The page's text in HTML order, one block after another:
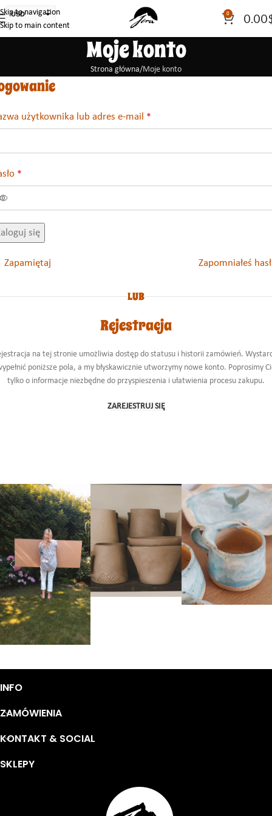
Skip to navigation
Skip to main content
USD
AUD
0 0.00
Moje konto
Strona główna Moje konto
użytkownika lub adres e-mail *
*
się
Zapomniałeś
Zapamiętaj
LUB
Rejestracja
na tej stronie umożliwia dostęp do statusu i historii zamówień.
poniższe pola, a my błyskawicznie utworzymy nowe konto. Poprosimy
tylko o informacje niezbędne do przyspieszenia i ułatwienia procesu zakupu.
ZAREJESTRUJ SIĘ
INFO
ZAMÓWIENIA
KONTAKT & SOCIAL
SKLEPY